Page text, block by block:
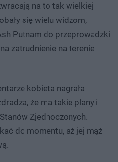
na to tak wielkiej
się wielu widzom,
Putnam do przeprowadzki
zatrudnienie na terenie
kobieta nagrała
że ma takie plany i
Zjednoczonych.
do momentu, aż jej mąż